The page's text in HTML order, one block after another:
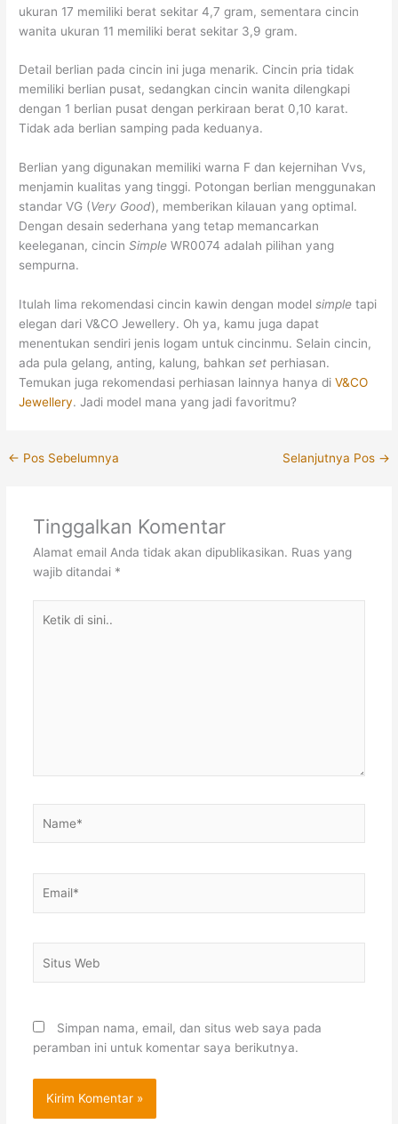
ukuran 17 memiliki berat sekitar 4,7 gram, sementara cincin
wanita ukuran 11 memiliki berat sekitar 3,9 gram.
Detail berlian pada cincin ini juga menarik. Cincin pria tidak
memiliki berlian pusat, sedangkan cincin wanita dilengkapi
dengan 1 berlian pusat dengan perkiraan berat 0,10 karat.
Tidak ada berlian samping pada keduanya.
Berlian yang digunakan memiliki warna F dan kejernihan Vvs,
menjamin kualitas yang tinggi. Potongan berlian menggunakan
standar VG (Very Good), memberikan kilauan yang optimal.
Dengan desain sederhana yang tetap memancarkan
keeleganan, cincinSimple WR0074 adalah pilihan yang
sempurna.
Itulah lima rekomendasi cincin kawin dengan modelsimple tapi
elegan dari V&CO Jewellery. Oh ya, kamu juga dapat
menentukan sendiri jenis logam untuk cincinmu. Selain cincin,
ada pula gelang, anting, kalung, bahkanset perhiasan.
Temukan juga rekomendasi perhiasan lainnya hanya di V&CO
Jewellery. Jadi model mana yang jadi favoritmu?
← Pos Sebelumnya Selanjutnya Pos →
Tinggalkan Komentar
Alamat email Anda tidak akan dipublikasikan. Ruas yang
wajib ditandai *
Web
Simpan nama, email, dan situs web saya pada
peramban ini untuk komentar saya berikutnya.